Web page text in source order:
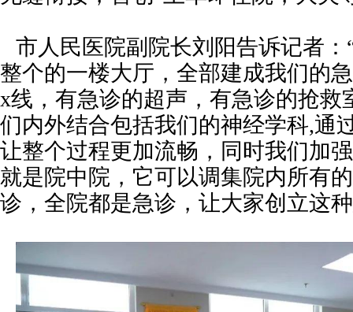
市人民医院副院长刘阳告诉记者
整个的一楼大厅，全部建成我们的
x线，有急诊的超声，有急诊的抢救
们内外结合包括我们的神经学科,通
让整个过程更加流畅，同时我们加
就是院中院，它可以调集院内所有
诊，全院都是急诊，让大家创立这